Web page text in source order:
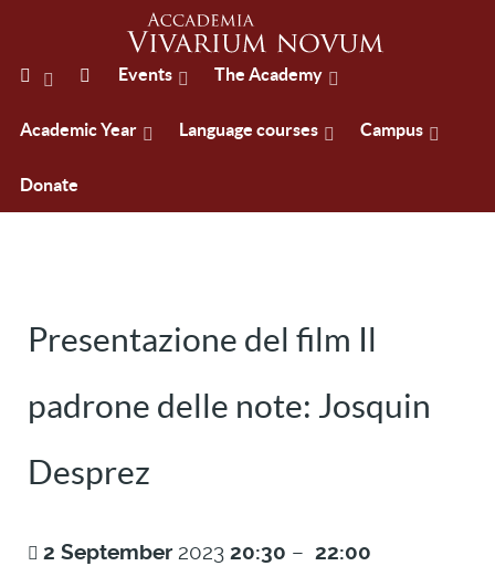
Events The Academy
Academic Year Language courses Campus
Donate
Presentazione del film Il
padrone delle note: Josquin
Desprez
2 September 2023 20:30 – 22:00